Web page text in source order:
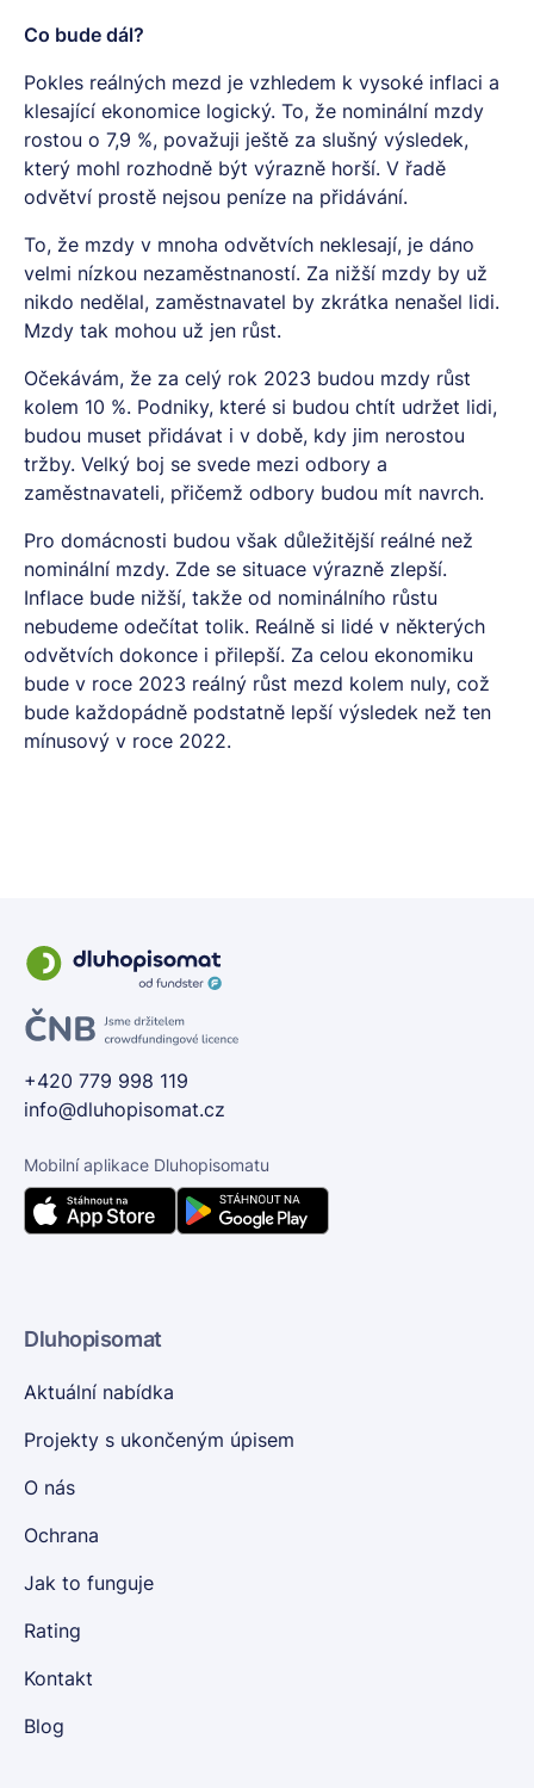
Co bude dál?
Pokles reálných mezd je vzhledem k vysoké inflaci a
klesající ekonomice logický. To, že nominální mzdy
rostou o 7,9 %, považuji ještě za slušný výsledek,
který mohl rozhodně být výrazně horší. V řadě
odvětví prostě nejsou peníze na přidávání.
To, že mzdy v mnoha odvětvích neklesají, je dáno
velmi nízkou nezaměstnaností. Za nižší mzdy by už
nikdo nedělal, zaměstnavatel by zkrátka nenašel lidi.
Mzdy tak mohou už jen růst.
Očekávám, že za celý rok 2023 budou mzdy růst
kolem 10 %. Podniky, které si budou chtít udržet lidi,
budou muset přidávat i v době, kdy jim nerostou
tržby. Velký boj se svede mezi odbory a
zaměstnavateli, přičemž odbory budou mít navrch.
Pro domácnosti budou však důležitější reálné než
nominální mzdy. Zde se situace výrazně zlepší.
Inflace bude nižší, takže od nominálního růstu
nebudeme odečítat tolik. Reálně si lidé v některých
odvětvích dokonce i přilepší. Za celou ekonomiku
bude v roce 2023 reálný růst mezd kolem nuly, což
bude každopádně podstatně lepší výsledek než ten
mínusový v roce 2022.
+420 779 998 119
info@dluhopisomat.cz
Mobilní aplikace Dluhopisomatu
Dluhopisomat
Aktuální nabídka
Projekty s ukončeným úpisem
O nás
Ochrana
Jak to funguje
Rating
Kontakt
Blog